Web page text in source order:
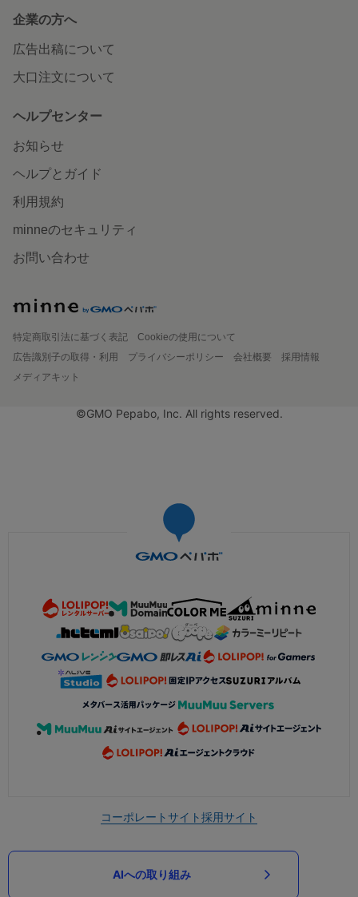
企業の方へ
広告出稿について
大口注文について
ヘルプセンター
お知らせ
ヘルプとガイド
利用規約
minneのセキュリティ
お問い合わせ
特定商取引法に基づく表記
Cookieの使用について
広告識別子の取得・利用
プライバシーポリシー 会社概要
採用情報
メディアキット
©GMO Pepabo, Inc. All rights reserved.
コーポレートサイト採用サイト
AIへの取り組み